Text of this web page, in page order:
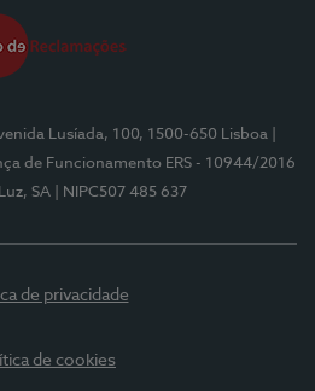
Lusíada, 100, 1500-650 Lisboa
de Funcionamento ERS - 10944/2016
SA
| NIPC507 485 637
de privacidade
de cookies